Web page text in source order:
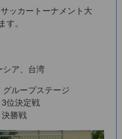
ッカートーナメント大
す。
シア、台湾
ループステージ
定戦
戦